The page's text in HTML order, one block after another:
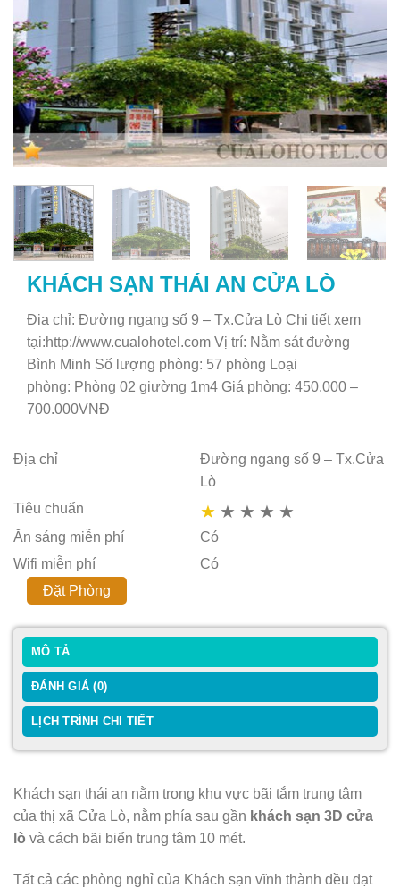
KHÁCH SẠN THÁI AN CỬA LÒ
Địa chỉ: Đường ngang số 9 – Tx.Cửa Lò Chi tiết xem
tại:http://www.cualohotel.com Vị trí: Nằm sát đường
Bình Minh Số lượng phòng: 57 phòng Loại
phòng: Phòng 02 giường 1m4 Giá phòng: 450.000 –
700.000VNĐ
Địa chỉ
Đường ngang số 9 – Tx.Cửa
Lò
Tiêu chuẩn
★ ★ ★ ★ ★
Ăn sáng miễn phí
Có
Wifi miễn phí
Có
Đặt Phòng
MÔ TẢ
ĐÁNH GIÁ (0)
LỊCH TRÌNH CHI TIẾT
Khách sạn thái an nằm trong khu vực bãi tắm trung tâm
của thị xã Cửa Lò, nằm phía sau gần khách sạn 3D cửa
lò và cách bãi biển trung tâm 10 mét.
Tất cả các phòng nghỉ của Khách sạn vĩnh thành đều đạt